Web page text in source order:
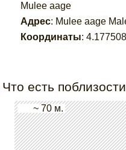
Mulee aage
Адрес: Mulee aage
Координаты: 4.177508
Что есть
~ 70 м.